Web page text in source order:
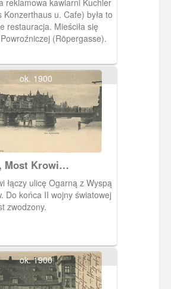
Konzerthaus u. Cafe) była to
restauracja. Mieściła się
(Röpergasse).
ok. 1900
Most Krowi
łączy ulicę Ogarną z Wyspą
zwodzony.
ok. 1900